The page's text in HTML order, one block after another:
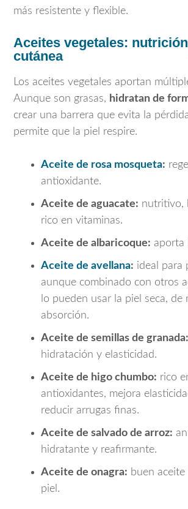
más resistente y flexible.
Aceites vegetales:
cutánea
Los aceites vegetales aportan
Aunque son grasas, hidratan de
crear una barrera que evita la
permite que la piel respire.
Aceite de rosa mosqueta:
antioxidante.
Aceite de aguacate: nutritivo,
rico en vitaminas.
Aceite de albaricoque: aporta
Aceite de avellana: ideal para
aunque combinado con otros
lo pueden usar la piel seca, de
absorción.
Aceite de semillas de granada:
hidratación y elasticidad.
Aceite de higo chumbo: rico
antioxidantes, mejora
reducir arrugas finas.
Aceite de salvado de arroz:
hidratante y reafirmante.
Aceite de onagra: buen
piel.